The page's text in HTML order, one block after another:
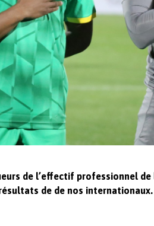
de l’effectif professionnel de
de de nos internationaux.